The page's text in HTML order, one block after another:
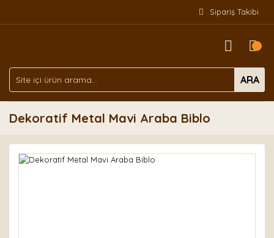
Sipariş Takibi
ARA
Dekoratif Metal Mavi Araba Biblo